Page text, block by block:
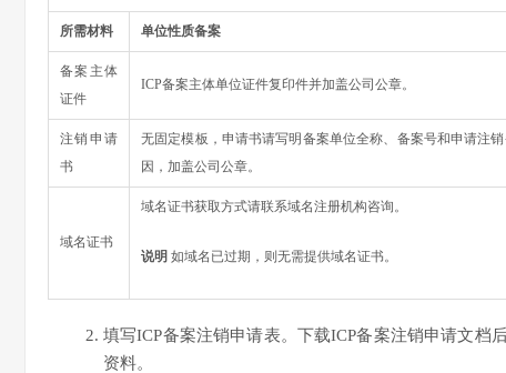
所需材料 单位性质备案
备案主体
证件
ICP备案主体单位证件复印件并加盖公司公章。
注销申请
书
无固定模板，申请书请写明备案单位全称、备案号和申请注
因，加盖公司公章。
域名证书
域名证书获取方式请联系域名注册机构咨询。
说明 如域名已过期，则无需提供域名证书。
填写ICP备案注销申请表。下载ICP备案注销申请文档
资料。